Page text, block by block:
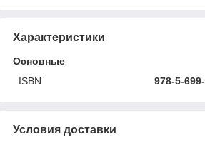
Характеристики
Основные
ISBN
978-5-
Условия доставки